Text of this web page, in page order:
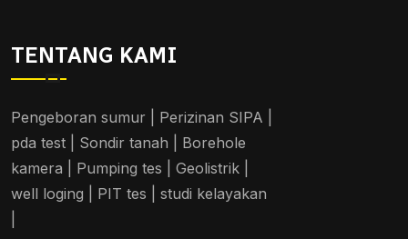
TENTANG KAMI
Pengeboran sumur | Perizinan SIPA |
pda test | Sondir tanah | Borehole
kamera | Pumping tes | Geolistrik |
well loging | PIT tes | studi kelayakan